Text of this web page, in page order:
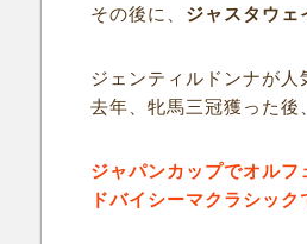
その後に、 ジャスタウェ
ジェンティルドンナが人
去年、牝馬三冠獲った後
ジャパンカップでオルフ
ドバイシーマクラシッ